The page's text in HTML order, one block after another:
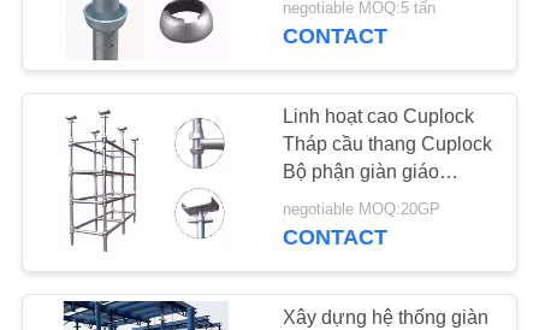
QUAN
NHÀ
MÁY
KIỂM
SOÁT
CHẤT
LƯỢNG
negotiable MOQ:5 tấn
CONTACT
Linh hoạt cao Cuplock
Tháp cầu thang Cuplock
Bộ phận giàn giáo
Chứng nhận SGS
negotiable MOQ:20GP
CONTACT
Xây dựng hệ thống giàn